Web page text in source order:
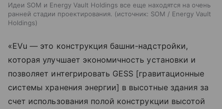
Идеи SOM и Energy Vault Holdings все еще находятся на очень
ранней стадии проектирования.
источник: SOM / Energy Vault
Holdings
«EVu — это конструкция башни-надстройки,
которая улучшает экономичность установки и
позволяет интегрировать GESS [гравитационные
системы хранения энергии] в высотные здания за
счет использования полой конструкции высотой